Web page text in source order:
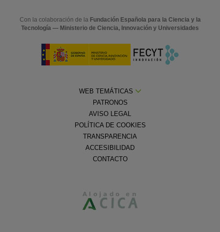
Con la colaboración de la Fundación Española para la Ciencia y la
Tecnología — Ministerio de Ciencia, Innovación y Universidades
WEB TEMÁTICAS
PATRONOS
AVISO LEGAL
POLÍTICA DE COOKIES
TRANSPARENCIA
ACCESIBILIDAD
CONTACTO